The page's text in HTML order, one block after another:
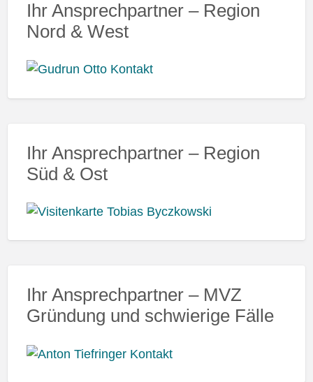
Ihr Ansprechpartner – Region
Nord & West
Ihr Ansprechpartner – Region
Süd & Ost
Ihr Ansprechpartner – MVZ
Gründung und schwierige Fälle